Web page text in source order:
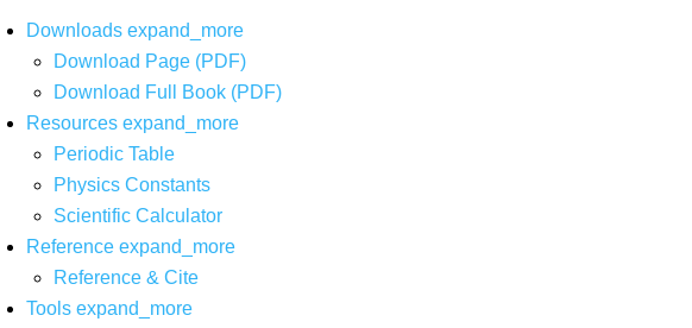
Downloads expand_more
Download Page (PDF)
Download Full Book (PDF)
Resources expand_more
Periodic Table
Physics Constants
Scientific Calculator
Reference expand_more
Reference & Cite
Tools expand_more